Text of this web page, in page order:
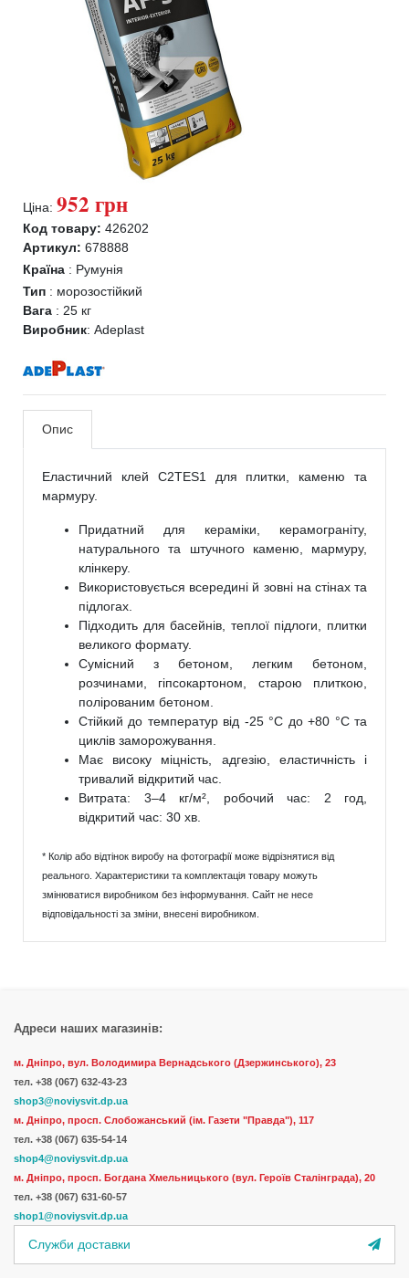
Ціна: 952 грн
Код товару: 426202
Артикул: 678888
Країна : Румунія
Тип : морозостійкий
Вага : 25 кг
Виробник: Adeplast
Опис
Еластичний клей C2TES1 для плитки, каменю та
мармуру.
Придатний для кераміки, керамограніту,
натурального та штучного каменю, мармуру,
клінкеру.
Використовується всередині й зовні на стінах та
підлогах.
Підходить для басейнів, теплої підлоги, плитки
великого формату.
Сумісний з бетоном, легким бетоном,
розчинами, гіпсокартоном, старою плиткою,
полірованим бетоном.
Стійкий до температур від -25 °C до +80 °C та
циклів заморожування.
Має високу міцність, адгезію, еластичність і
тривалий відкритий час.
Витрата: 3–4 кг/м², робочий час: 2 год,
відкритий час: 30 хв.
* Колір або відтінок виробу на фотографії може відрізнятися від
реального. Характеристики та комплектація товару можуть
змінюватися виробником без інформування. Сайт не несе
відповідальності за зміни, внесені виробником.
Адреси наших магазинів:
м. Дніпро, вул. Володимира Вернадського (Дзержинського), 23
тел. +38 (067) 632-43-23
shop3@noviysvit.dp.ua
м. Дніпро, просп. Слобожанський (ім. Газети "Правда"), 117
тел. +38 (067) 635-54-14
shop4@noviysvit.dp.ua
м. Дніпро, просп. Богдана Хмельницького (вул. Героїв Сталінграда), 20
тел. +38 (067) 631-60-57
shop1@noviysvit.dp.ua
Служби доставки